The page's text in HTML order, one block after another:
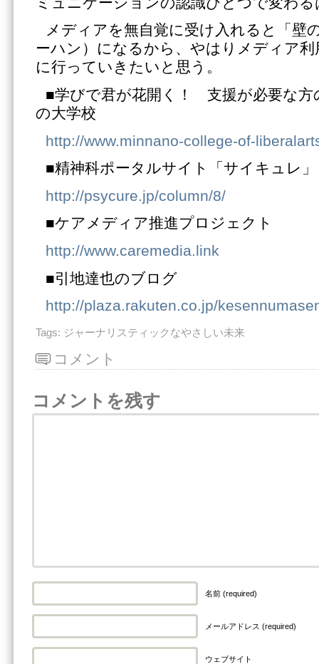
メディアを無自覚に受け入れると「壁
ーハン）になるから、やはりメディア利
に行っていきたいと思う。
■学びで君が花開く！ 支援が必要な方
の大学校
http://www.minnano-college-of-
■精神科ポータルサイト「サイキュレ
http://psycure.jp/column/8/
■ケアメディア推進プロジェクト
http://www.caremedia.link
■引地達也のブログ
http://plaza.rakuten.co.jp/
Tags: ジャーナリスティックなやさしい未来
コメント
コメントを残す
名前 (required)
メールアドレス (required)
ウェブサイト